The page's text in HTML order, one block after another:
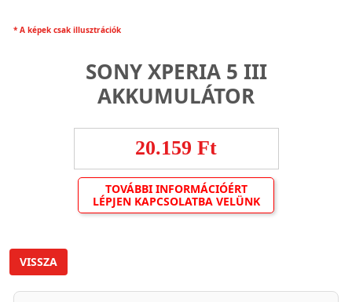
* A képek csak illusztrációk
SONY XPERIA 5 III
AKKUMULÁTOR
20.159 Ft
TOVÁBBI INFORMÁCIÓÉRT
LÉPJEN KAPCSOLATBA VELÜNK
VISSZA